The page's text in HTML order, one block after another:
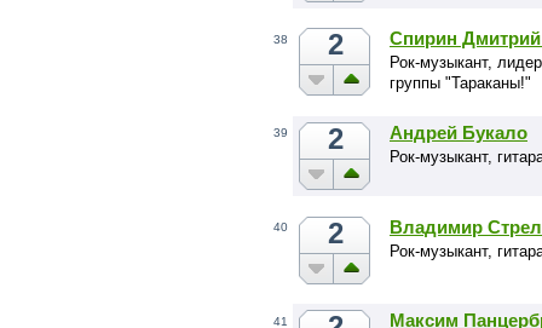
38 2 Спирин
Рок-музыкант,
группы "Тараканы!"
39 2 Андрей Букало
Рок-музыкант,
40 2 Владимир
Рок-музыкант,
41 Максим